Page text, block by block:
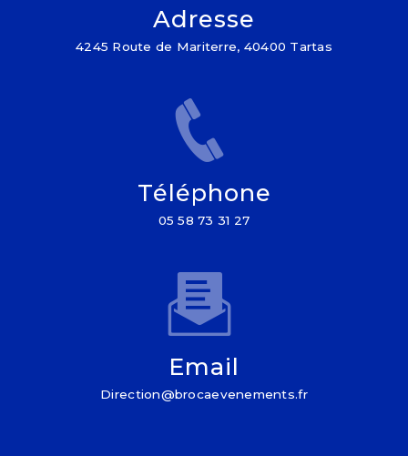
Adresse
4245 Route de Mariterre, 40400 Tartas
Téléphone
05 58 73 31 27
Email
direction@brocaevenements.fr